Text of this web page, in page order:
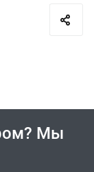
Мы